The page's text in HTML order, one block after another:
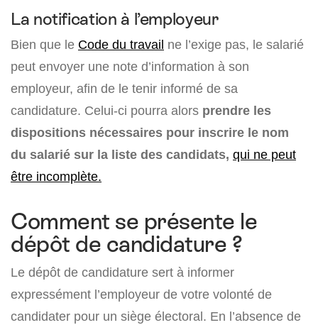
La notification à l’employeur
Bien que le Code du travail ne l’exige pas, le salarié
peut envoyer une note d’information à son
employeur, afin de le tenir informé de sa
candidature. Celui-ci pourra alors prendre les
dispositions nécessaires pour inscrire le nom
du salarié sur la liste des candidats, qui ne peut
être incomplète.
Comment se présente le
dépôt de candidature ?
Le dépôt de candidature sert à informer
expressément l’employeur de votre volonté de
candidater pour un siège électoral. En l’absence de